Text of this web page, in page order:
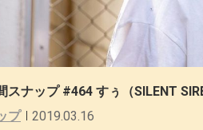
スナップ #464 すぅ（SILENT
プ
2019.03.16